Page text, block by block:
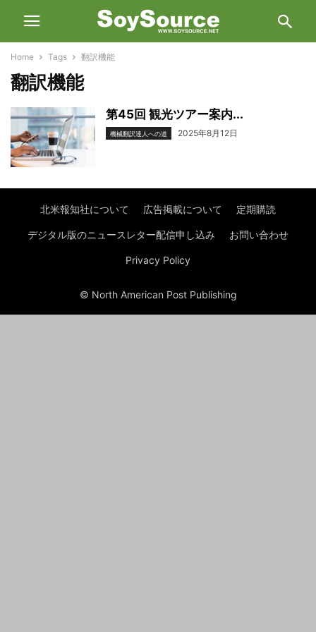
Home Tags 翻訳機能
翻訳機能
第45回 観光ツアー案内...
機械翻訳達人への道 2025年8月12日
北米報知社について 広告掲載について 定期購読
デジタル版のニュースレター配信申し込み お問い合わせ
Privacy Policy
© North American Post Publishing